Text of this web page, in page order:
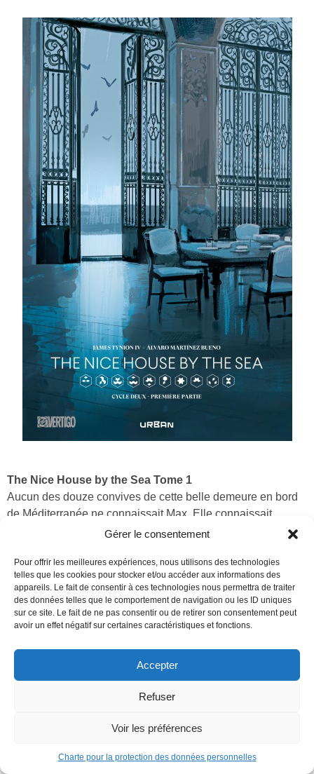
Gérer le consentement
Pour offrir les meilleures expériences, nous utilisons des technologies
telles que les cookies pour stocker et/ou accéder aux informations des
appareils. Le fait de consentir à ces technologies nous permettra de traiter
des données telles que le comportement de navigation ou les ID uniques
sur ce site. Le fait de ne pas consentir ou de retirer son consentement peut
avoir un effet négatif sur certaines caractéristiques et fonctions.
Accepter
Refuser
Voir les préférences
Charte pour la protection des données personnelles
The Nice House by the Sea Tome 1
Aucun des douze convives de cette belle demeure en bord
de Méditerranée ne connaissait Max. Elle connaissait
pourtant chacun d’entre eux. Experts dans leur domaine,
eux est l’excellence personnifiée. Pour échapper à la fin du
monde et incarner l’avenir de l’Humanité, tous ont accepté
en leur âme et conscience de se réunir dans ce petit paradis
créé rien que pour eux, abandonnant vie et proches à leur
triste sort. Survivre à la mort programmée de l’humanité ?
Vivre éternellement ? Que pourrait-il y avoir de mal à ça ?
Une île isolée, une tempête qui fait rage,
s’échapper.